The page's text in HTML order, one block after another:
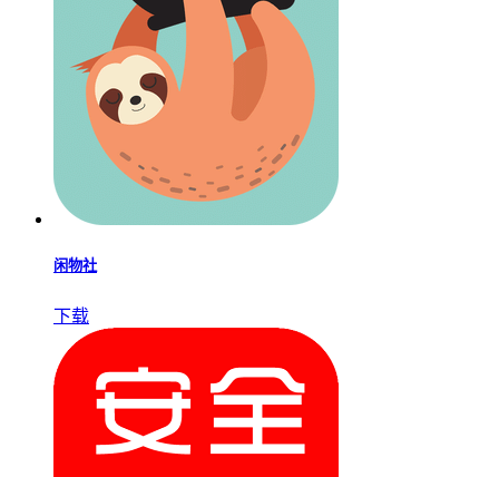
闲物社
下载